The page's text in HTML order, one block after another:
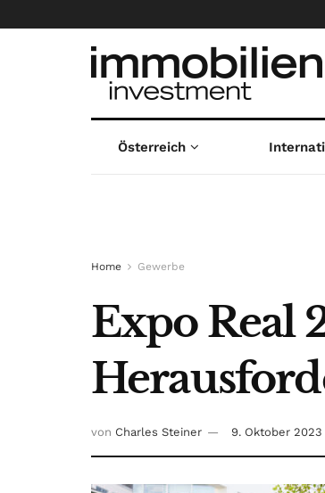
Österreich
Home Gewerbe
Expo Real
von Charles Steiner 9. Oktober 2023